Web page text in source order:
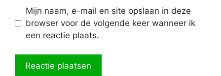
Mijn naam, e-mail en site opslaan in deze
browser voor de volgende keer wanneer ik
een reactie plaats.